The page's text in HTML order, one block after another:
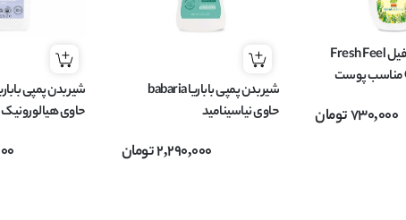
شیر بدن فرش فیل Fresh Feel
مدل Oriental مناسب پوست
730,000تومان
شیر بدن پمپی باباریا babaria
حاوی نیاسینامید
2,290,000تومان
حاوی